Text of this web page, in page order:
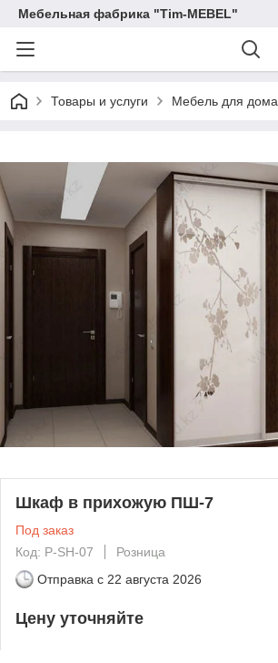
Мебельная фабрика "Tim-MEBEL"
Товары и услуги Мебель для дома
Шкаф в прихожую ПШ-7
Под заказ
Код: P-SH-07
Розница
Отправка с 22 августа 2026
Цену уточняйте